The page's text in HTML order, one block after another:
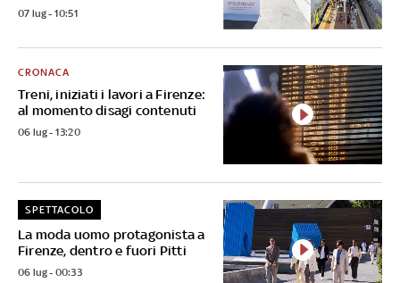
07 lug - 10:51
Treni, iniziati i lavori a Firenze:
al momento disagi contenuti
CRONACA
06 lug - 13:20
La moda uomo protagonista a
Firenze, dentro e fuori Pitti
SPETTACOLO
06 lug - 00:33